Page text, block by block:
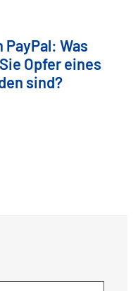
Was
Opfer eines
sind?